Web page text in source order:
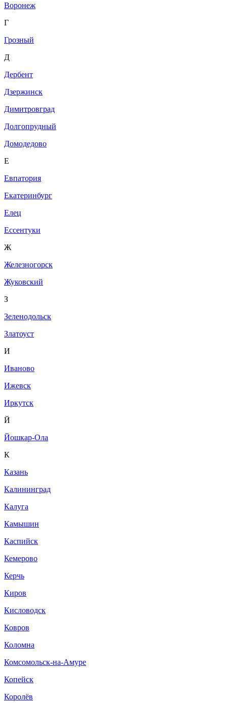
Воронеж
Г
Грозный
Д
Дербент
Дзержинск
Димитровград
Долгопрудный
Домодедово
Е
Евпатория
Екатеринбург
Елец
Ессентуки
Ж
Железногорск
Жуковский
З
Зеленодольск
Златоуст
И
Иваново
Ижевск
Иркутск
Й
Йошкар-Ола
К
Казань
Калининград
Калуга
Камышин
Каспийск
Кемерово
Керчь
Киров
Кисловодск
Ковров
Коломна
Комсомольск-на-Амуре
Копейск
Королёв